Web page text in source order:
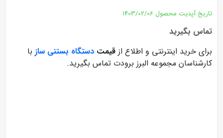
تاریخ آپدیت محصول 1403/02/06
تماس بگیرید
برای خرید اینترنتی و اطلاع از قیمت دستگاه بستنی ساز با
کارشناسان مجموعه البرز برودت تماس بگیرید.